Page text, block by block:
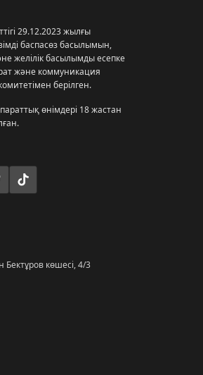
29.12.2023 жылғы
баспасөз басылымын,
желілік басылымды есепке
және коммуникация
берілген.
өнімдері 18 жастан
Бектұров көшесі, 4/3